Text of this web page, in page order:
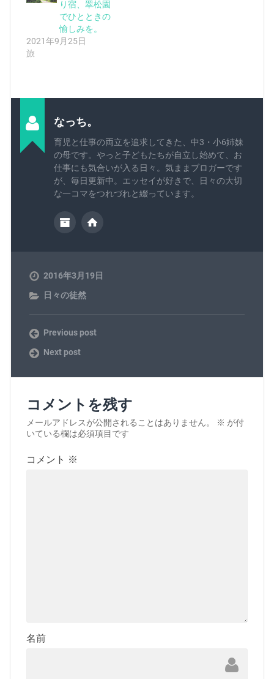
り宿、翠松園
でひとときの
愉しみを。
2021年9月25日
旅
なっち。
育児と仕事の両立を追求してきた、中3・小6姉妹
の母です。やっと子どもたちが自立し始めて、お
仕事にも気合いが入る日々。気ままブロガーです
が、毎日更新中。エッセイが好きで、日々の大切
な一コマをつれづれと綴っています。
2016年3月19日
日々の徒然
Previous post
Next post
コメントを残す
メールアドレスが公開されることはありません。 ※ が付
いている欄は必須項目です
コメント ※
名前